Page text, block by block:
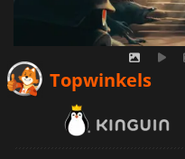
Topwinkels